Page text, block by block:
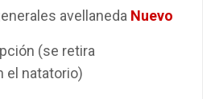
avellaneda Nuevo
(se retira
el natatorio)